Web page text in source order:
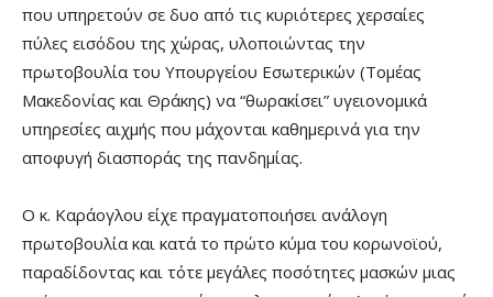
που υπηρετούν σε δυο από τις κυριότερες χερσαίες
πύλες εισόδου της χώρας, υλοποιώντας την
πρωτοβουλία του Υπουργείου Εσωτερικών (Τομέας
Μακεδονίας και Θράκης) να “θωρακίσει” υγειονομικά
υπηρεσίες αιχμής που μάχονται καθημερινά για την
αποφυγή διασποράς της πανδημίας.
O κ. Καράογλου είχε πραγματοποιήσει ανάλογη
πρωτοβουλία και κατά το πρώτο κύμα του κορωνοϊού,
παραδίδοντας και τότε μεγάλες ποσότητες μασκών μιας